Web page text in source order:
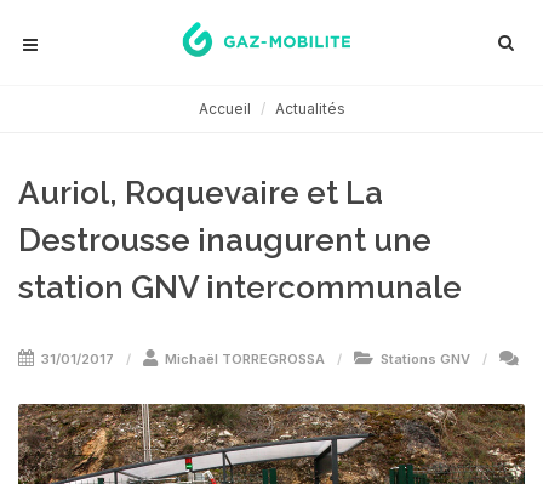
Accueil Actualités
Auriol, Roquevaire et La
Destrousse inaugurent une
station GNV intercommunale
31/01/2017 Michaël TORREGROSSA Stations GNV